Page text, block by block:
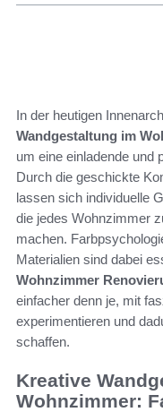
In der heutigen
Wandgestaltung im
um eine einladende und
Durch die geschickte
lassen sich individuelle
die jedes Wohnzimmer
machen.
Materialien sind dabei
Wohnzimmer
einfacher denn je, mit
experimentieren und
schaffen.
Kreative
Wohnzimmer: